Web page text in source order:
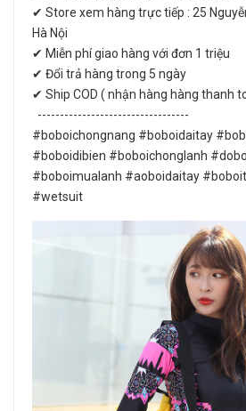
✔ Store xem hàng trực tiếp : 25
Hà Nội
✔ Miễn phí giao hàng với đơn 1 triệu
✔ Đổi trả hàng trong 5 ngày
✔ Ship COD ( nhận hàng hàng thanh
#boboichongnang #boboidaitay
#boboidibien #boboichonglanh
#boboimualanh #aoboidaitay
#wetsuit